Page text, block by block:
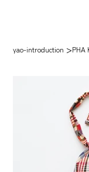
yao-introduction >PHA